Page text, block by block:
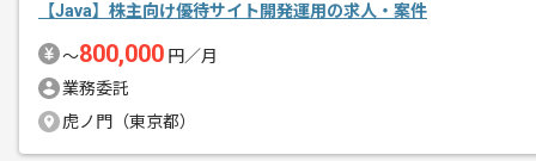
エージェントからのコ
メント
【Java】株主向け優待サイト開発運用の求人・案件
〜800,000 円／月
業務委託
虎ノ門（東京都）